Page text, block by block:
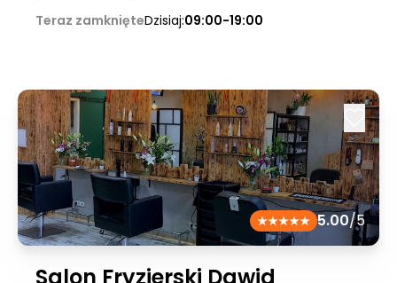
Teraz zamknięteDzisiaj:09:00-19:00
5.00/5